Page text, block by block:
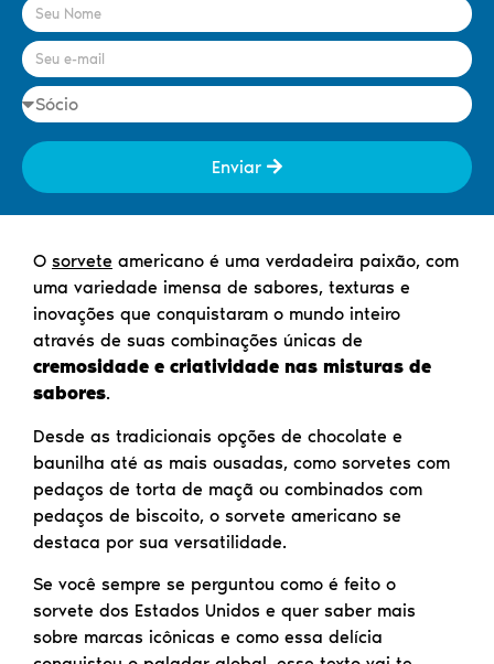
Enviar
O sorvete americano é uma verdadeira paixão, com
uma variedade imensa de sabores, texturas e
inovações que conquistaram o mundo inteiro
através de suas combinações únicas de
cremosidade e criatividade nas misturas de
sabores.
Desde as tradicionais opções de chocolate e
baunilha até as mais ousadas, como sorvetes com
pedaços de torta de maçã ou combinados com
pedaços de biscoito, o sorvete americano se
destaca por sua versatilidade.
Se você sempre se perguntou como é feito o
sorvete dos Estados Unidos e quer saber mais
sobre marcas icônicas e como essa delícia